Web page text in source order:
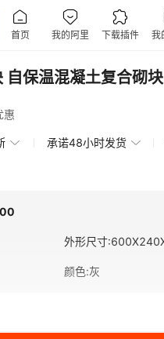
保温混凝土复合砌
惠
承诺48小时发货
外形尺寸:
颜色:灰